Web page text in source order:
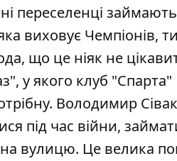
переселенці
виховує Чемпіонів,
що це ніяк не
у якого клуб
Володимир
під час війни,
вулицю. Це велика